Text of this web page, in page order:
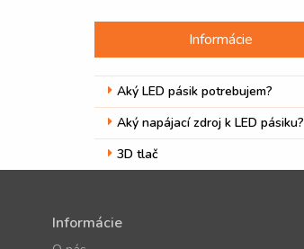
Informácie
Aký LED pásik potrebujem?
Aký napájací zdroj k LED pásiku?
3D tlač
Informácie